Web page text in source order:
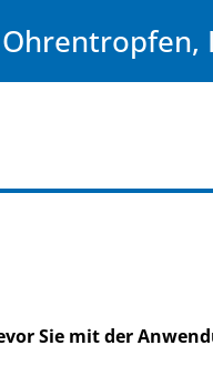
Sie mit der